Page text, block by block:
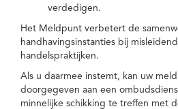
verdedigen.
Het Meldpunt verbetert de
handhavingsinstanties bij
handelspraktijken.
Als u daarmee instemt, kan uw
doorgegeven aan een
minnelijke schikking te treffen met